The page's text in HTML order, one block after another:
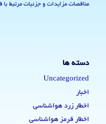
مناقصات مزایدات و جزئیات مرتبط
دسته ها
Uncategorized
اخبار
اخطار زرد هواشناسی
اخطار قرمز هواشناسی